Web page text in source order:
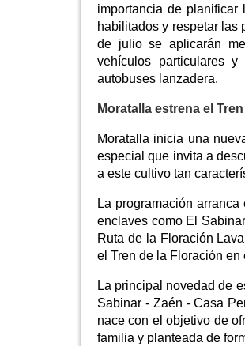
importancia de planificar
habilitados y respetar las
de julio se aplicarán
vehículos particulares
autobuses lanzadera.
Moratalla estrena el
Moratalla inicia una
especial que invita a
a este cultivo tan
La programación
enclaves como El
Ruta de la Floración
el Tren de la Floración en
La principal novedad de
Sabinar - Zaén - Casa
nace con el objetivo de
familia y planteada de